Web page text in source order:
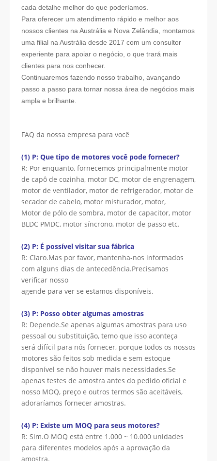
cada detalhe melhor do que poderíamos.
Para oferecer um atendimento rápido e melhor aos
nossos clientes na Austrália e Nova Zelândia, montamos
uma filial na Austrália desde 2017 com um consultor
experiente para apoiar o negócio, o que trará mais
clientes para nos conhecer.
Continuaremos fazendo nosso trabalho, avançando
passo a passo para tornar nossa área de negócios mais
ampla e brilhante.
FAQ da nossa empresa para você
(1) P: Que tipo de motores você pode fornecer?
R: Por enquanto, fornecemos principalmente motor
de capô de cozinha, motor DC, motor de engrenagem,
motor de ventilador, motor de refrigerador, motor de
secador de cabelo, motor misturador, motor,
Motor de pólo de sombra, motor de capacitor, motor
BLDC PMDC, motor síncrono, motor de passo etc.
(2) P: É possível visitar sua fábrica
R: Claro.Mas por favor, mantenha-nos informados
com alguns dias de antecedência.Precisamos
verificar nosso
agende para ver se estamos disponíveis.
(3) P: Posso obter algumas amostras
R: Depende.Se apenas algumas amostras para uso
pessoal ou substituição, temo que isso aconteça
será difícil para nós fornecer, porque todos os nossos
motores são feitos sob medida e sem estoque
disponível se não houver mais necessidades.Se
apenas testes de amostra antes do pedido oficial e
nosso MOQ, preço e outros termos são aceitáveis,
adoraríamos fornecer amostras.
(4) P: Existe um MOQ para seus motores?
R: Sim.O MOQ está entre 1.000 ~ 10.000 unidades
para diferentes modelos após a aprovação da
amostra.